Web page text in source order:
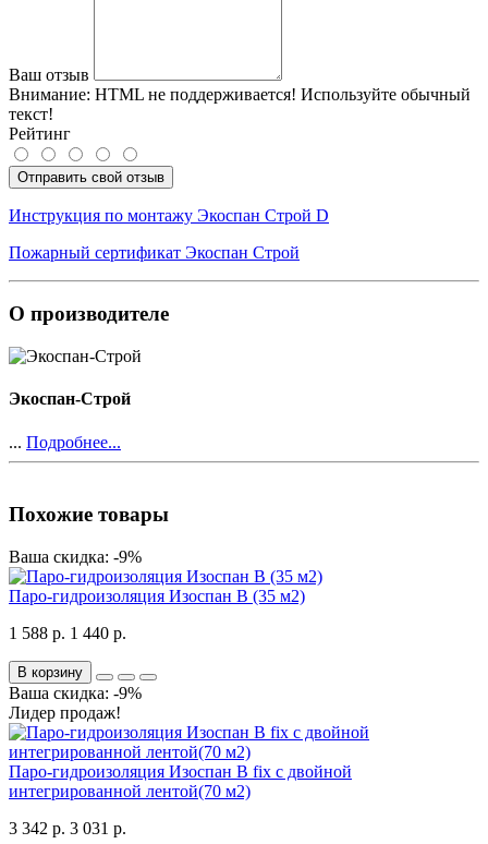
Ваш отзыв
Внимание: HTML не поддерживается! Используйте обычный
текст!
Рейтинг
Отправить свой отзыв
Инструкция по монтажу Экоспан Строй D
Пожарный сертификат Экоспан Строй
О производителе
Экоспан-Строй
... Подробнее...
Похожие товары
Ваша скидка: -9%
Паро-гидроизоляция Изоспан В (35 м2)
1 588 р. 1 440 р.
В корзину
Ваша скидка: -9%
Лидер продаж!
Паро-гидроизоляция Изоспан В fix с двойной
интегрированной лентой(70 м2)
3 342 р. 3 031 р.